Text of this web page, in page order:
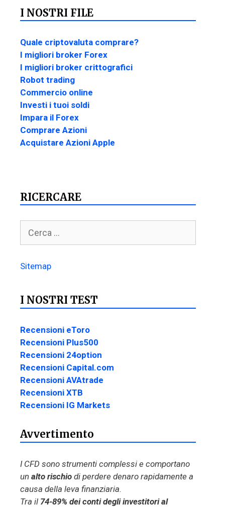
I NOSTRI FILE
Quale criptovaluta comprare?
I migliori broker Forex
I migliori broker crittografici
Robot trading
Commercio online
Investi i tuoi soldi
Impara il Forex
Comprare Azioni
Acquistare Azioni Apple
RICERCARE
Sitemap
I NOSTRI TEST
Recensioni eToro
Recensioni Plus500
Recensioni 24option
Recensioni Capital.com
Recensioni AVAtrade
Recensioni XTB
Recensioni IG Markets
Avvertimento
I CFD sono strumenti complessi e comportano
un alto rischio di perdere denaro rapidamente a
causa della leva finanziaria.
Tra il 74-89% dei conti degli investitori al